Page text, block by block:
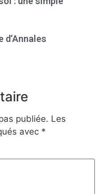
d’Annales
publiée. Les
avec *